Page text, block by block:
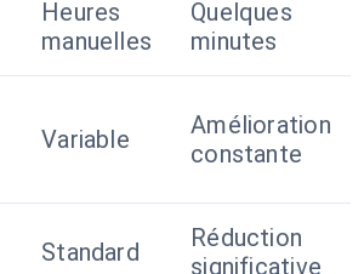
Heures
manuelles
Quelques
minutes
Variable
Amélioration
constante
Standard
Réduction
significative